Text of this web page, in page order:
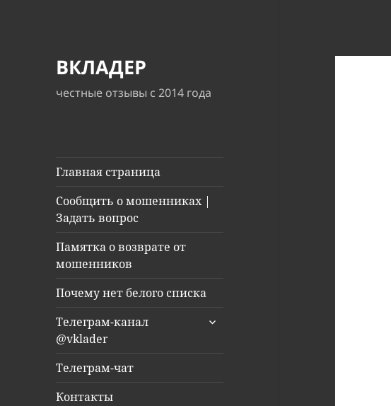
ВКЛАДЕР
честные отзывы с 2014 года
Главная страница
Сообщить о мошенниках |
Задать вопрос
Памятка о возврате от
мошенников
Почему нет белого списка
Телеграм-канал
@vklader
раскрыть
Телеграм-чат
Контакты